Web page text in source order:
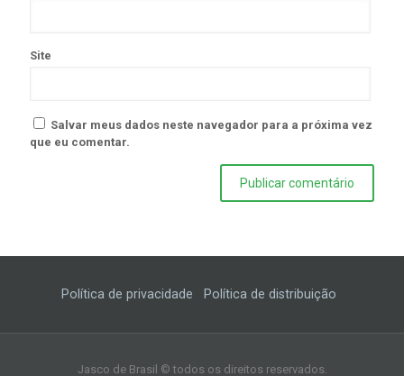
Site
Salvar meus dados neste navegador para a próxima vez
que eu comentar.
Política de privacidade Política de distribuição
Jasco de Brasil © todos os direitos reservados.